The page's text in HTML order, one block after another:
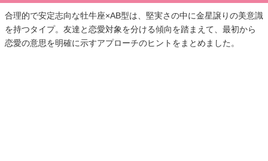
合理的で安定志向な牡牛座×AB型は、堅実さの中に金星譲りの美意識
を持つタイプ。友達と恋愛対象を分ける傾向を踏まえて、最初から
恋愛の意思を明確に示すアプローチのヒントをまとめました。